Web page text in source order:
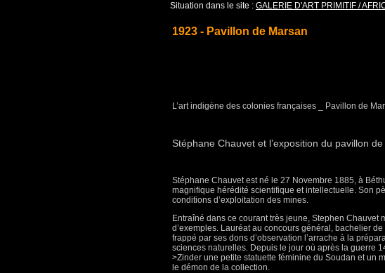
Situation dans le site : GALERIE D'ART PRIMITIF /
1923 - Pavillon de Marsan
L’art indigène des colonies françaises _ Pavillon de
Stéphane Chauvet et l’exposition du pavillon
Stéphane Chauvet est né le 27 Novembre 1885, à
magnifique hérédité scientifique et intellectuelle. Son
conditions d’exploitation des mines.
Entraîné dans ce courant très jeune, Stephen Chauvet
d’exemples. Lauréat au concours général, bachelier
frappé par ses dons d’observation l’arrache à la
sciences naturelles. Depuis le jour où après la guerre
>Zinder une petite statuette féminine du Soudan et un
le démon de la collection.